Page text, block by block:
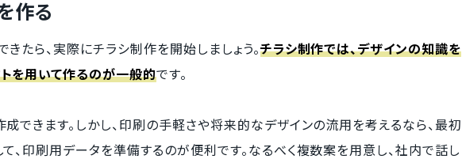
作る
たら、実際にチラシ制作を開始しましょう。チラシ制作では、デザインの知識を
を用いて作るのが一般的です。
成できます。しかし、印刷の手軽さや将来的なデザインの流用を考えるなら、最初
て、印刷用データを準備するのが便利です。なるべく複数案を用意し、社内で話し